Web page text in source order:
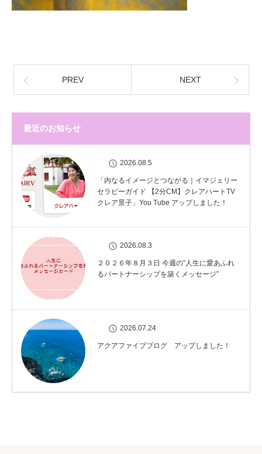
PREV NEXT
最近のお知らせ
2026.08.5
「内なるイメージとつながる｜イマジェリー
セラピーガイド 【2分CM】クレアハートTV
クレア景子」You Tube アップしました！
2026.08.3
２０２６年８月３日 今週の”人生に愛あふれ
るパートナーシップを築くメッセージ”
2026.07.24
アクアファイブブログ アップしました！